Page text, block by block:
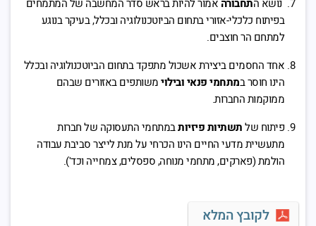
נושא התחבורה אמור להיות בראש סדר המחשבה של המתמחים
בפיתוח כלכלי-אזורי בתחום הביוטכנולוגיה ובכלל, בעיקר בנוגע
למתחם הר חוצבים.
אחד החסמים ביצירת אשכול מתפקד בתחום הביוטכנולוגיה ובכלל
הינו חוסר במתחמי פנאי ובילוימשותפים באזורים שבהם
ממוקמות החברות.
פיתוח שלתשתיות פיזיותבמתחמי התעסוקה של חברות
מתעשיית מדעי החיים הינו הכרחי על מנת לייצר סביבת עבודה
הולמת (פארקים, מתחמי מנוחה, ספסלים, צמחייה וכד').
לקובץ המלא